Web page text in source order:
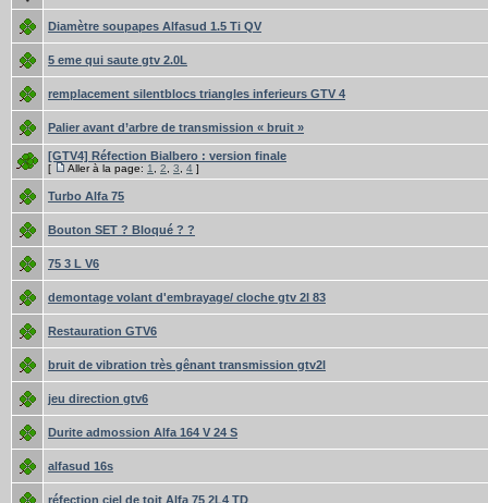
Diamètre soupapes Alfasud 1.5 Ti QV
5 eme qui saute gtv 2.0L
remplacement silentblocs triangles inferieurs GTV 4
Palier avant d’arbre de transmission « bruit »
[GTV4] Réfection Bialbero : version finale
[ Aller à la page: 1 2 3 4 ]
Turbo Alfa 75
Bouton SET ? Bloqué ? ?
75 3 L V6
demontage volant d'embrayage/ cloche gtv 2l 83
Restauration GTV6
bruit de vibration très gênant transmission gtv2l
jeu direction gtv6
Durite admossion Alfa 164 V 24 S
alfasud 16s
réfection ciel de toit Alfa 75 2L4 TD